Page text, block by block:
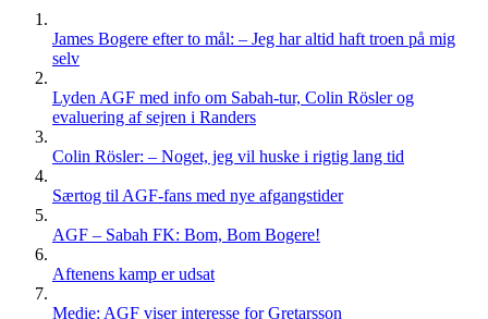
James Bogere efter to mål: – Jeg har altid haft troen på mig
selv
Lyden AGF med info om Sabah-tur, Colin Rösler og
evaluering af sejren i Randers
Colin Rösler: – Noget, jeg vil huske i rigtig lang tid
Særtog til AGF-fans med nye afgangstider
AGF – Sabah FK: Bom, Bom Bogere!
Aftenens kamp er udsat
Medie: AGF viser interesse for Gretarsson